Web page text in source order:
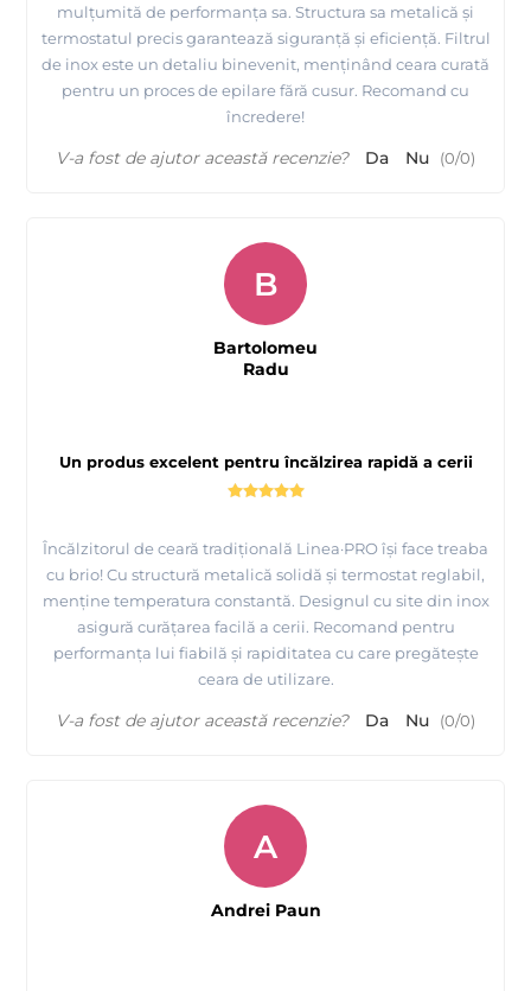
mulțumită de performanța sa. Structura sa metalică și
termostatul precis garantează siguranță și eficiență. Filtrul
de inox este un detaliu binevenit, menținând ceara curată
pentru un proces de epilare fără cusur. Recomand cu
încredere!
V-a fost de ajutor această recenzie? Da Nu (0/0)
Un produs excelent pentru încălzirea rapidă a cerii
Încălzitorul de ceară tradițională Linea·PRO își face treaba
cu brio! Cu structură metalică solidă și termostat reglabil,
menține temperatura constantă. Designul cu site din inox
asigură curățarea facilă a cerii. Recomand pentru
performanța lui fiabilă și rapiditatea cu care pregătește
ceara de utilizare.
B
Bartolomeu
Radu
V-a fost de ajutor această recenzie? Da Nu (0/0)
A
Andrei Paun